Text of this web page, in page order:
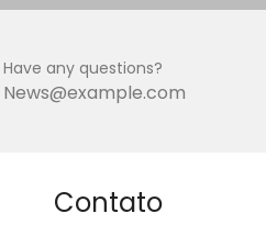
Have any questions?
News@example.com
Contato